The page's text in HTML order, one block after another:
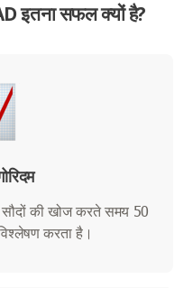
इतना सफल क्यों है?
सौदों की खोज करते समय 50
करता है।